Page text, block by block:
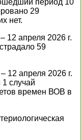
период 10
29
нет.
12 апреля 2026 г.
59
12 апреля 2026 г.
1 случай
времен ВОВ в